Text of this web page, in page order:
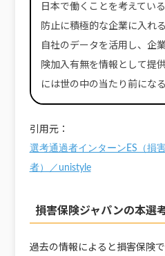
日本で働くことを考えてい
防止に積極的な企業に入れ
自社のデータを活用し、企
険加入有無を情報として提
には世の中の当たり前にな
引用元：
選考通過者インターンES（損
者）／unistyle
損害保険ジャパンの本選
過去の情報によると損害保険